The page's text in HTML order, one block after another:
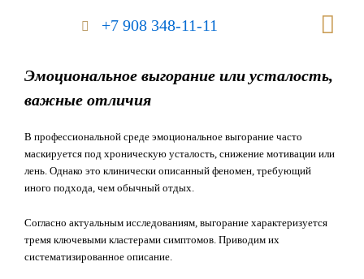
+7 908 348-11-11
Эмоциональное выгорание или усталость,
важные отличия
В профессиональной среде эмоциональное выгорание часто
маскируется под хроническую усталость, снижение мотивации или
лень. Однако это клинически описанный феномен, требующий
иного подхода, чем обычный отдых.
Согласно актуальным исследованиям, выгорание характеризуется
тремя ключевыми кластерами симптомов. Приводим их
систематизированное описание.